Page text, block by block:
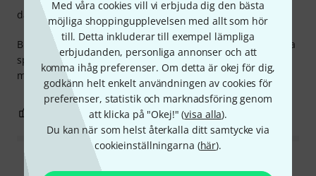
Med våra cookies vill vi erbjuda dig den bästa
möjliga shoppingupplevelsen med allt som hör
till. Detta inkluderar till exempel lämpliga
erbjudanden, personliga annonser och att
komma ihåg preferenser. Om detta är okej för dig,
godkänn helt enkelt användningen av cookies för
preferenser, statistik och marknadsföring genom
att klicka på "Okej!" (visa alla).
Du kan när som helst återkalla ditt samtycke via
cookieinställningarna (här).
Bunten är mycket mångsidig. Oavsett om det är på ett enda
spår eller på totalt. Det får ut mycket av själva signalen. Jag
måste särskilt betona matchningsfunktionen hos EQ.
datoranvändning
0 ANMÄL RECENSION
Läs alla recensioner